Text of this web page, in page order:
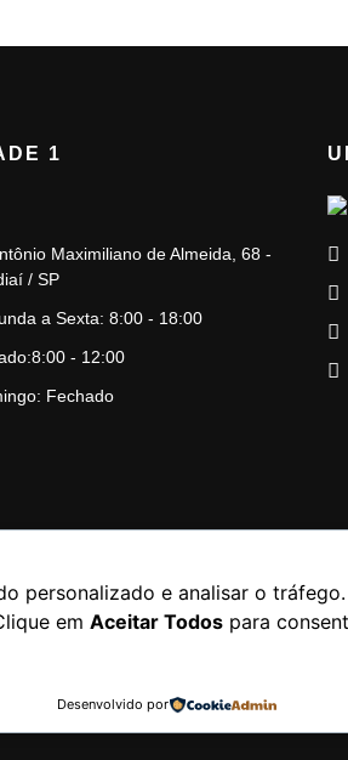
1
Maximiliano de Almeida, 68 -
/ SP
a Sexta: 8:00 - 18:00
- 12:00
Fechado
– Todos os direitos reservados.
personalizado e analisar o
em Aceitar Todos para
Desenvolvido por